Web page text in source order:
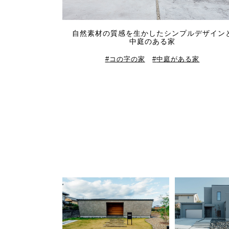
自然素材の質感を生かしたシンプルデザイン
中庭のある家
コの字の家 中庭がある家